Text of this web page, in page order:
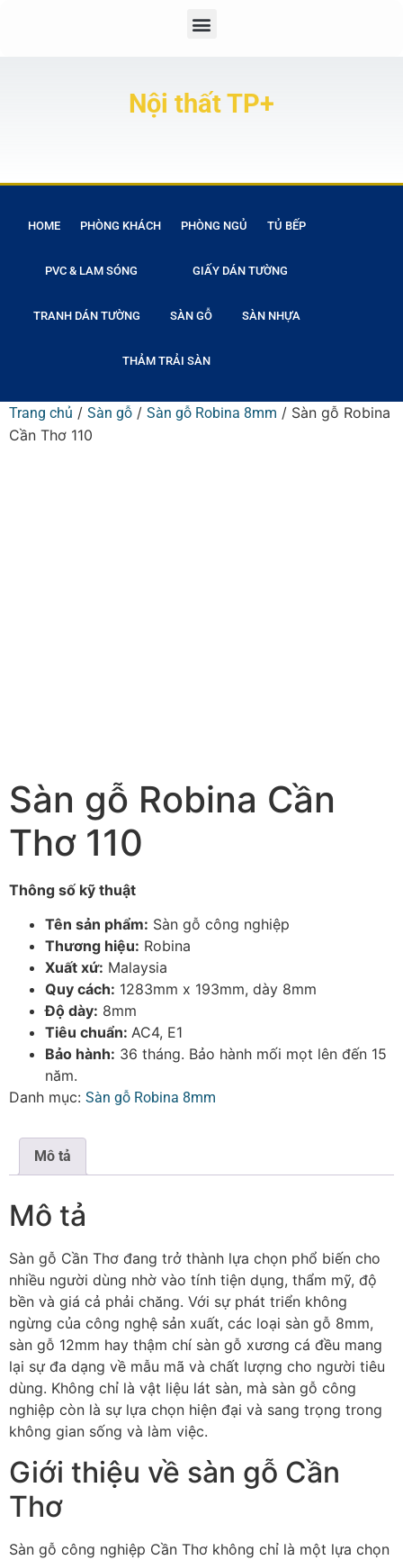
Nội thất TP+
HOME PHÒNG KHÁCH PHÒNG NGỦ TỦ BẾP
PVC & LAM SÓNG GIẤY DÁN TƯỜNG
TRANH DÁN TƯỜNG SÀN GỖ SÀN NHỰA
THẢM TRẢI SÀN
Trang chủ / Sàn gỗ / Sàn gỗ Robina 8mm / Sàn gỗ Robina
Cần Thơ 110
Sàn gỗ Robina Cần
Thơ 110
Thông số kỹ thuật
Tên sản phẩm: Sàn gỗ công nghiệp
Thương hiệu: Robina
Xuất xứ: Malaysia
Quy cách: 1283mm x 193mm, dày 8mm
Độ dày: 8mm
Tiêu chuẩn: AC4, E1
Bảo hành: 36 tháng. Bảo hành mối mọt lên đến 15
năm.
Danh mục: Sàn gỗ Robina 8mm
Mô tả
Mô tả
Sàn gỗ Cần Thơ đang trở thành lựa chọn phổ biến cho
nhiều người dùng nhờ vào tính tiện dụng, thẩm mỹ, độ
bền và giá cả phải chăng. Với sự phát triển không
ngừng của công nghệ sản xuất, các loại sàn gỗ 8mm,
sàn gỗ 12mm hay thậm chí sàn gỗ xương cá đều mang
lại sự đa dạng về mẫu mã và chất lượng cho người tiêu
dùng. Không chỉ là vật liệu lát sàn, mà sàn gỗ công
nghiệp còn là sự lựa chọn hiện đại và sang trọng trong
không gian sống và làm việc.
Giới thiệu về sàn gỗ Cần
Thơ
Sàn gỗ công nghiệp Cần Thơ không chỉ là một lựa chọn